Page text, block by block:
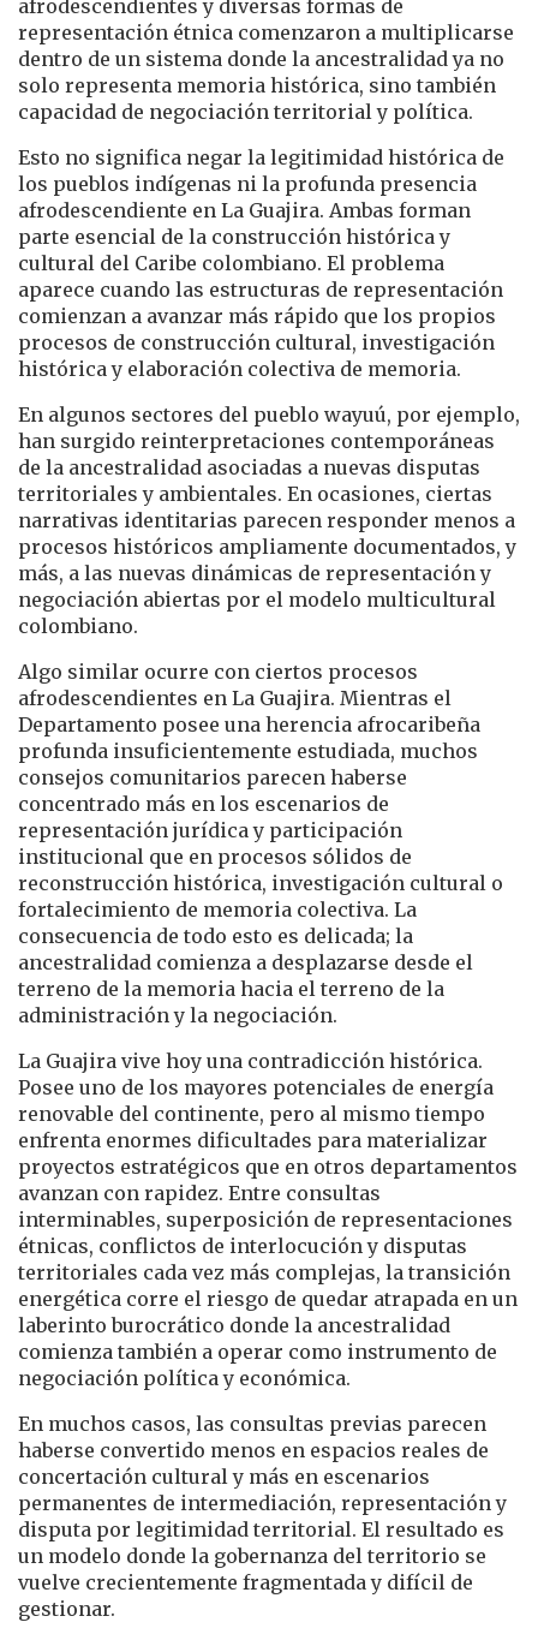
afrodescendientes y diversas formas de
representación étnica comenzaron a multiplicarse
dentro de un sistema donde la ancestralidad ya no
solo representa memoria histórica, sino también
capacidad de negociación territorial y política.
Esto no significa negar la legitimidad histórica de
los pueblos indígenas ni la profunda presencia
afrodescendiente en La Guajira. Ambas forman
parte esencial de la construcción histórica y
cultural del Caribe colombiano. El problema
aparece cuando las estructuras de representación
comienzan a avanzar más rápido que los propios
procesos de construcción cultural, investigación
histórica y elaboración colectiva de memoria.
En algunos sectores del pueblo wayuú, por ejemplo,
han surgido reinterpretaciones contemporáneas
de la ancestralidad asociadas a nuevas disputas
territoriales y ambientales. En ocasiones, ciertas
narrativas identitarias parecen responder menos a
procesos históricos ampliamente documentados, y
más, a las nuevas dinámicas de representación y
negociación abiertas por el modelo multicultural
colombiano.
Algo similar ocurre con ciertos procesos
afrodescendientes en La Guajira. Mientras el
Departamento posee una herencia afrocaribeña
profunda insuficientemente estudiada, muchos
consejos comunitarios parecen haberse
concentrado más en los escenarios de
representación jurídica y participación
institucional que en procesos sólidos de
reconstrucción histórica, investigación cultural o
fortalecimiento de memoria colectiva. La
consecuencia de todo esto es delicada; la
ancestralidad comienza a desplazarse desde el
terreno de la memoria hacia el terreno de la
administración y la negociación.
La Guajira vive hoy una contradicción histórica.
Posee uno de los mayores potenciales de energía
renovable del continente, pero al mismo tiempo
enfrenta enormes dificultades para materializar
proyectos estratégicos que en otros departamentos
avanzan con rapidez. Entre consultas
interminables, superposición de representaciones
étnicas, conflictos de interlocución y disputas
territoriales cada vez más complejas, la transición
energética corre el riesgo de quedar atrapada en un
laberinto burocrático donde la ancestralidad
comienza también a operar como instrumento de
negociación política y económica.
En muchos casos, las consultas previas parecen
haberse convertido menos en espacios reales de
concertación cultural y más en escenarios
permanentes de intermediación, representación y
disputa por legitimidad territorial. El resultado es
un modelo donde la gobernanza del territorio se
vuelve crecientemente fragmentada y difícil de
gestionar.